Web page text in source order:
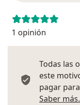
1 opinión
Todas las
este
pagar
Saber más.